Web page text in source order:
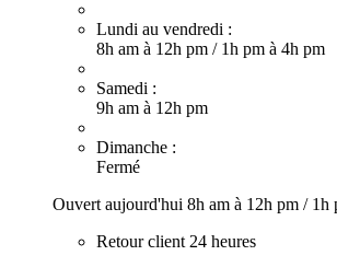
Lundi au vendredi :
8h am à 12h pm / 1h pm à 4h pm
Samedi :
9h am à 12h pm
Dimanche :
Fermé
Ouvert aujourd'hui 8h am à 12h pm / 1h
Retour client 24 heures